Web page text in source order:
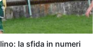
la sfida in numeri